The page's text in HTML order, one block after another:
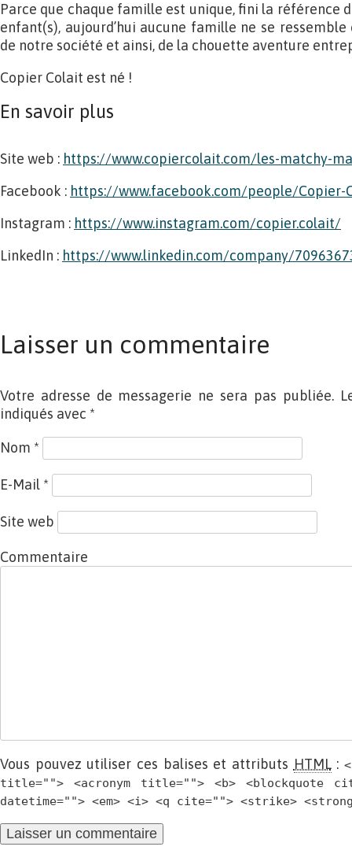
Parce que chaque famille est unique, fini la référence
enfant(s), aujourd’hui aucune famille ne se
de notre société et ainsi, de la chouette aventure
Copier Colait est né !
En savoir plus
Site web : https://www.copiercolait.com/les-matchy-
Facebook : https://www.facebook.com/people/Copier-
Instagram : https://www.instagram.com/copier.colait/
LinkedIn : https://www.linkedin.com/company/
Laisser un commentaire
Votre adresse de messagerie ne sera pas publiée.
indiqués avec *
Nom *
E-Mail *
Site web
Commentaire
Vous pouvez utiliser ces balises et attributs HTML:
title=""> <acronym title=""> <b> <blockquote
datetime=""> <em> <i> <q cite=""> <strike>